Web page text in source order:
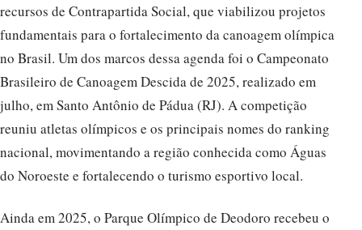
recursos de Contrapartida Social, que viabilizou projetos
fundamentais para o fortalecimento da canoagem olímpica
no Brasil. Um dos marcos dessa agenda foi o Campeonato
Brasileiro de Canoagem Descida de 2025, realizado em
julho, em Santo Antônio de Pádua (RJ). A competição
reuniu atletas olímpicos e os principais nomes do ranking
nacional, movimentando a região conhecida como Águas
do Noroeste e fortalecendo o turismo esportivo local.
Ainda em 2025, o Parque Olímpico de Deodoro recebeu o